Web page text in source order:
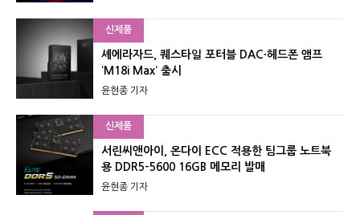
신제품
셰에라자드, 퀘스타일 포터블 DAC·헤드폰 앰프
‘M18i Max’ 출시
윤현종 기자
신제품
서린씨앤아이, 온다이 ECC 적용한 팀그룹 노트북
용 DDR5-5600 16GB 메모리 발매
윤현종 기자